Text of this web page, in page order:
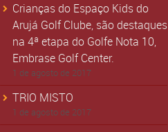
Crianças do Espaço Kids do
Arujá Golf Clube, são destaques
na 4ª etapa do Golfe Nota 10,
Embrase Golf Center.
1 de agosto de 2017
TRIO MISTO
1 de agosto de 2017